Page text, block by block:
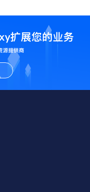
扩展您的业务
源提供商